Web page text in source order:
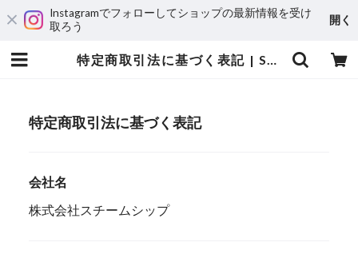
Instagramでフォローしてショップの最新情報を受け
取ろう
開く
特定商取引法に基づく表記 | Steamship
特定商取引法に基づく表記
会社名
株式会社スチームシップ